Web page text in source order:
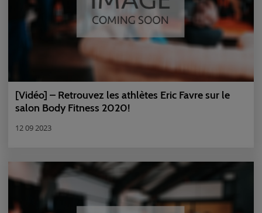
[Vidéo] – Retrouvez les athlètes Eric Favre sur le
salon Body Fitness 2020!
12 09 2023